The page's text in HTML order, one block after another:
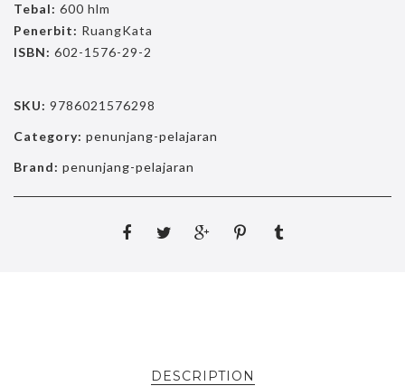
Tebal: 600 hlm
Penerbit: RuangKata
ISBN: 602-1576-29-2
SKU: 9786021576298
Category: penunjang-pelajaran
Brand: penunjang-pelajaran
DESCRIPTION